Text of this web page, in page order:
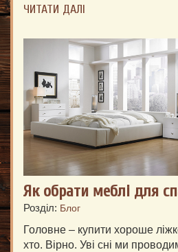
ЧИТАТИ ДАЛІ
Як обрати меблі для
Розділ: Блог
Головне – купити хороше
хто. Вірно. Уві сні ми